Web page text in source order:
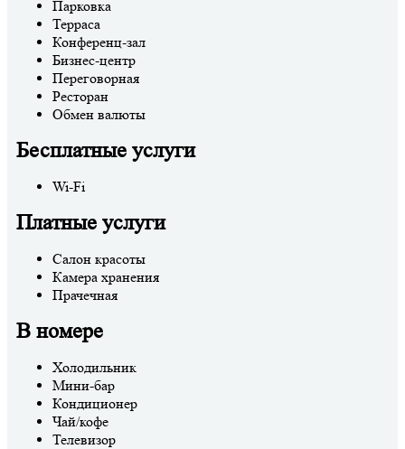
Парковка
Терраса
Конференц-зал
Бизнес-центр
Переговорная
Ресторан
Обмен валюты
Бесплатные услуги
Wi-Fi
Платные услуги
Салон красоты
Камера хранения
Прачечная
В номере
Холодильник
Мини-бар
Кондиционер
Чай/кофе
Телевизор